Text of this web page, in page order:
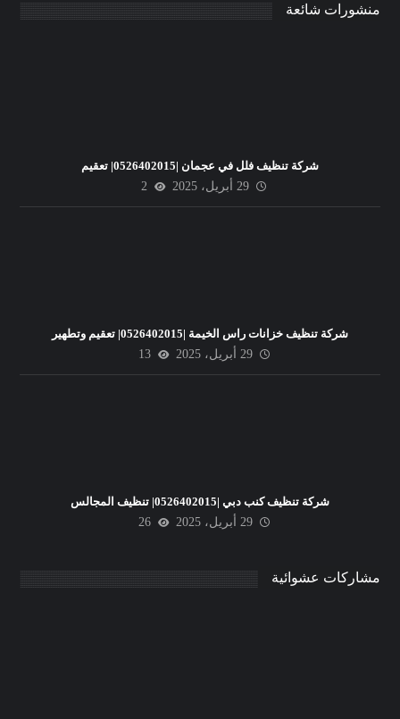
منشورات شائعة
شركة تنظيف فلل في عجمان |0526402015| تعقيم
29 أبريل، 2025
2
شركة تنظيف خزانات راس الخيمة |0526402015| تعقيم وتطهير
29 أبريل، 2025
13
شركة تنظيف كنب دبي |0526402015| تنظيف المجالس
29 أبريل، 2025
26
مشاركات عشوائية